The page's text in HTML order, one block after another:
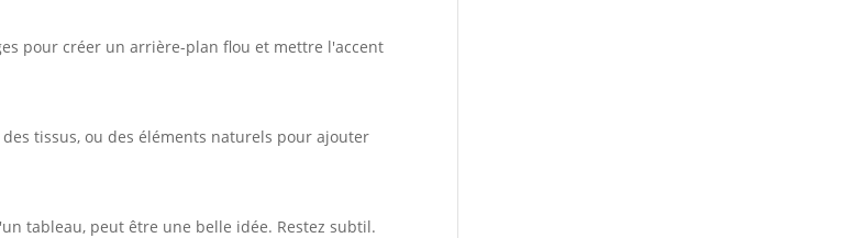
pour créer un arrière-plan flou et mettre l'accent
tissus, ou des éléments naturels pour ajouter
tableau, peut être une belle idée. Restez subtil.